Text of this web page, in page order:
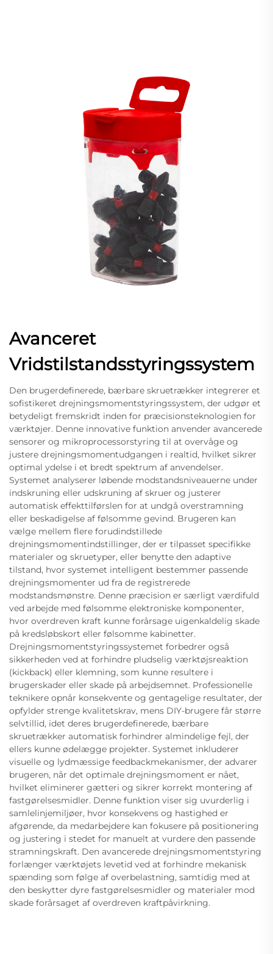
Avanceret
Vridstilstandsstyringssystem
Den brugerdefinerede, bærbare skruetrækker integrerer et
sofistikeret drejningsmomentstyringssystem, der udgør et
betydeligt fremskridt inden for præcisionsteknologien for
værktøjer. Denne innovative funktion anvender avancerede
sensorer og mikroprocessorstyring til at overvåge og
justere drejningsmomentudgangen i realtid, hvilket sikrer
optimal ydelse i et bredt spektrum af anvendelser.
Systemet analyserer løbende modstandsniveauerne under
indskruning eller udskruning af skruer og justerer
automatisk effekttilførslen for at undgå overstramning
eller beskadigelse af følsomme gevind. Brugeren kan
vælge mellem flere forudindstillede
drejningsmomentindstillinger, der er tilpasset specifikke
materialer og skruetyper, eller benytte den adaptive
tilstand, hvor systemet intelligent bestemmer passende
drejningsmomenter ud fra de registrerede
modstandsmønstre. Denne præcision er særligt værdifuld
ved arbejde med følsomme elektroniske komponenter,
hvor overdreven kraft kunne forårsage uigenkaldelig skade
på kredsløbskort eller følsomme kabinetter.
Drejningsmomentstyringssystemet forbedrer også
sikkerheden ved at forhindre pludselig værktøjsreaktion
(kickback) eller klemning, som kunne resultere i
brugerskader eller skade på arbejdsemnet. Professionelle
teknikere opnår konsekvente og gentagelige resultater, der
opfylder strenge kvalitetskrav, mens DIY-brugere får større
selvtillid, idet deres brugerdefinerede, bærbare
skruetrækker automatisk forhindrer almindelige fejl, der
ellers kunne ødelægge projekter. Systemet inkluderer
visuelle og lydmæssige feedbackmekanismer, der advarer
brugeren, når det optimale drejningsmoment er nået,
hvilket eliminerer gætteri og sikrer korrekt montering af
fastgørelsesmidler. Denne funktion viser sig uvurderlig i
samlelinjemiljøer, hvor konsekvens og hastighed er
afgørende, da medarbejdere kan fokusere på positionering
og justering i stedet for manuelt at vurdere den passende
stramningskraft. Den avancerede drejningsmomentstyring
forlænger værktøjets levetid ved at forhindre mekanisk
spænding som følge af overbelastning, samtidig med at
den beskytter dyre fastgørelsesmidler og materialer mod
skade forårsaget af overdreven kraftpåvirkning.